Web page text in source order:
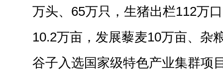
万头、65万只，生猪出栏112万
10.2万亩，发展藜麦10万亩、杂
谷子入选国家级特色产业集群项